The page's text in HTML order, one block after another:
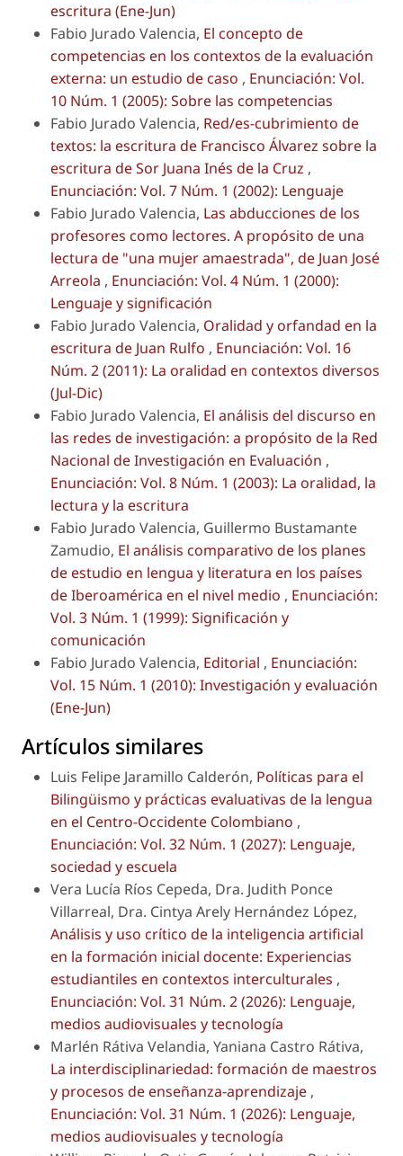
escritura (Ene-Jun)
Fabio Jurado Valencia, El concepto de
competencias en los contextos de la evaluación
externa: un estudio de caso , Enunciación: Vol.
10 Núm. 1 (2005): Sobre las competencias
Fabio Jurado Valencia, Red/es-cubrimiento de
textos: la escritura de Francisco Álvarez sobre la
escritura de Sor Juana Inés de la Cruz ,
Enunciación: Vol. 7 Núm. 1 (2002): Lenguaje
Fabio Jurado Valencia, Las abducciones de los
profesores como lectores. A propósito de una
lectura de "una mujer amaestrada", de Juan José
Arreola , Enunciación: Vol. 4 Núm. 1 (2000):
Lenguaje y significación
Fabio Jurado Valencia, Oralidad y orfandad en la
escritura de Juan Rulfo , Enunciación: Vol. 16
Núm. 2 (2011): La oralidad en contextos diversos
(Jul-Dic)
Fabio Jurado Valencia, El análisis del discurso en
las redes de investigación: a propósito de la Red
Nacional de Investigación en Evaluación ,
Enunciación: Vol. 8 Núm. 1 (2003): La oralidad, la
lectura y la escritura
Fabio Jurado Valencia, Guillermo Bustamante
Zamudio, El análisis comparativo de los planes
de estudio en lengua y literatura en los países
de Iberoamérica en el nivel medio , Enunciación:
Vol. 3 Núm. 1 (1999): Significación y
comunicación
Fabio Jurado Valencia, Editorial , Enunciación:
Vol. 15 Núm. 1 (2010): Investigación y evaluación
(Ene-Jun)
Artículos similares
Luis Felipe Jaramillo Calderón, Políticas para el
Bilingüismo y prácticas evaluativas de la lengua
en el Centro-Occidente Colombiano ,
Enunciación: Vol. 32 Núm. 1 (2027): Lenguaje,
sociedad y escuela
Vera Lucía Ríos Cepeda, Dra. Judith Ponce
Villarreal, Dra. Cintya Arely Hernández López,
Análisis y uso crítico de la inteligencia artificial
en la formación inicial docente: Experiencias
estudiantiles en contextos interculturales ,
Enunciación: Vol. 31 Núm. 2 (2026): Lenguaje,
medios audiovisuales y tecnología
Marlén Rátiva Velandia, Yaniana Castro Rátiva,
La interdisciplinariedad: formación de maestros
y procesos de enseñanza-aprendizaje ,
Enunciación: Vol. 31 Núm. 1 (2026): Lenguaje,
medios audiovisuales y tecnología